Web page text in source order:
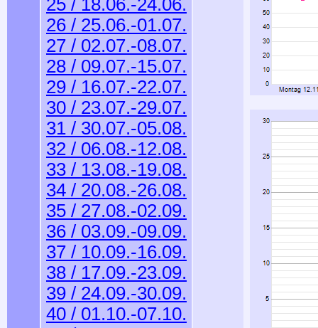
25 / 18.06.-24.06.
26 / 25.06.-01.07.
27 / 02.07.-08.07.
28 / 09.07.-15.07.
29 / 16.07.-22.07.
30 / 23.07.-29.07.
31 / 30.07.-05.08.
32 / 06.08.-12.08.
33 / 13.08.-19.08.
34 / 20.08.-26.08.
35 / 27.08.-02.09.
36 / 03.09.-09.09.
37 / 10.09.-16.09.
38 / 17.09.-23.09.
39 / 24.09.-30.09.
40 / 01.10.-07.10.